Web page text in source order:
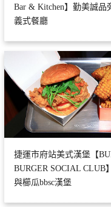
Bar & Kitchen】勤美誠品
義式餐廳
捷運市府站美式漢堡【
BURGER SOCIAL CLUB
與櫛瓜bbsc漢堡